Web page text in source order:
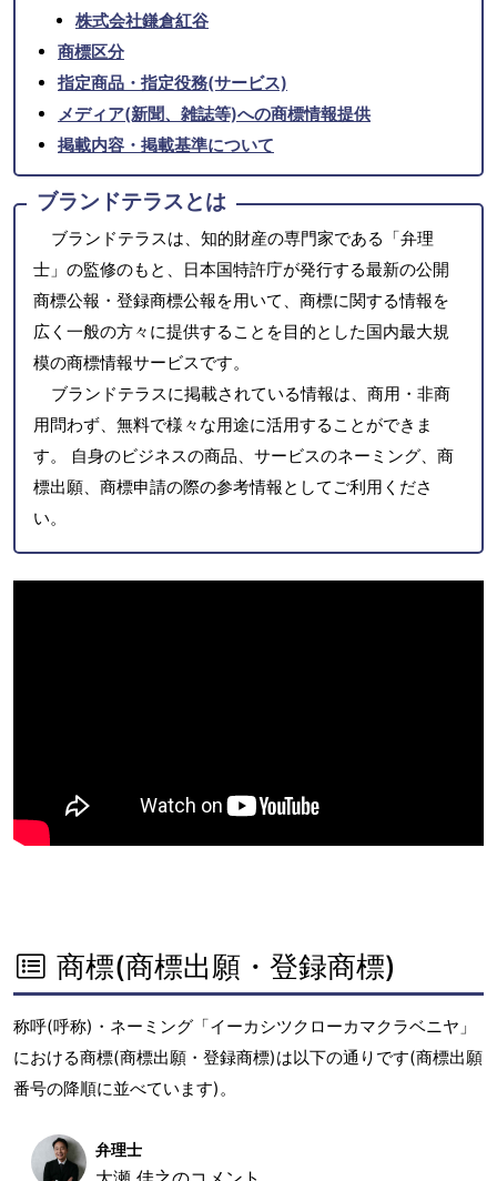
株式会社鎌倉紅谷
商標区分
指定商品・指定役務(サービス)
メディア(新聞、雑誌等)への商標情報提供
掲載内容・掲載基準について
ブランドテラスとは
ブランドテラスは、知的財産の専門家である「弁理
士」の監修のもと、日本国特許庁が発行する最新の公開
商標公報・登録商標公報を用いて、商標に関する情報を
広く一般の方々に提供することを目的とした国内最大規
模の商標情報サービスです。
ブランドテラスに掲載されている情報は、商用・非商
用問わず、無料で様々な用途に活用することができま
す。 自身のビジネスの商品、サービスのネーミング、商
標出願、商標申請の際の参考情報としてご利用くださ
い。
商標(商標出願・登録商標)
称呼(呼称)・ネーミング「イーカシツクローカマクラベニヤ」
における商標(商標出願・登録商標)は以下の通りです(商標出願
番号の降順に並べています)。
弁理士